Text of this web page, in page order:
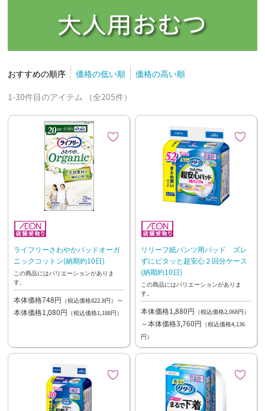
おすすめの順序 価格の低い順
価格の高い順
1-30件目のアイテム （全205件）
ライフリーさわやかパッドオーガ
ニックコットン(納期約10日)
この商品にはバリエーションがありま
す。
本体価格748円 （税込価格822.8円） ～
本体価格1,080円 （税込価格1,188円）
リリーフ紙パンツ用パッド ズレ
ずにピタッと超安心２回分ケース
(納期約10日)
この商品にはバリエーションがありま
す。
本体価格1,880円 （税込価格2,068円）
～本体価格3,760円 （税込価格4,136
円）